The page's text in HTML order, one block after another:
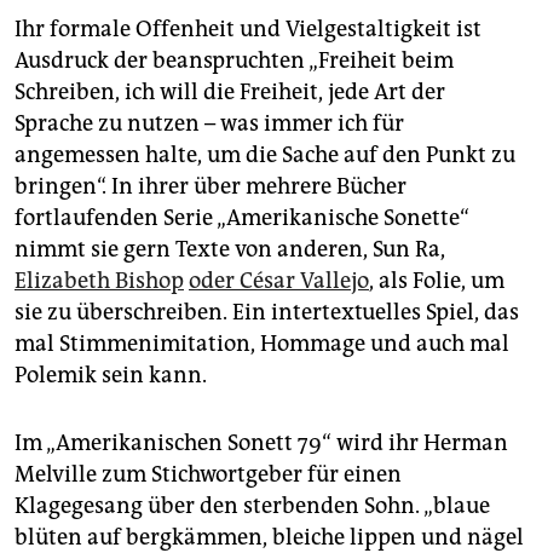
Ihr formale Offenheit und Vielgestaltigkeit ist
Ausdruck der beanspruchten „Freiheit beim
Schreiben, ich will die Freiheit, jede Art der
Sprache zu nutzen – was immer ich für
angemessen halte, um die Sache auf den Punkt zu
bringen“. In ihrer über mehrere Bücher
fortlaufenden Serie „Amerikanische Sonette“
nimmt sie gern Texte von anderen, Sun Ra,
Elizabeth Bishopoder César Vallejo, als Folie, um
sie zu überschreiben. Ein intertextuelles Spiel, das
mal Stimmenimitation, Hommage und auch mal
Polemik sein kann.
Im „Amerikanischen Sonett 79“ wird ihr Herman
Melville zum Stichwortgeber für einen
Klagegesang über den sterbenden Sohn. „blaue
blüten auf bergkämmen, bleiche lippen und nägel